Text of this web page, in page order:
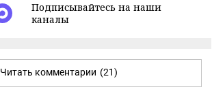
Подписывайтесь на наши
каналы
Читать комментарии (21)